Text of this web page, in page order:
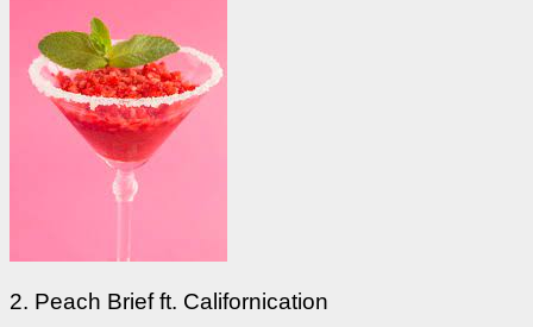
2. Peach Brief ft. Californication